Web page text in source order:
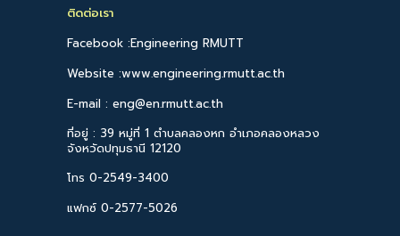
ติดต่อเรา
Facebook :Engineering RMUTT
Website :www.engineering.rmutt.ac.th
E-mail : eng@en.rmutt.ac.th
ที่อยู่ : 39 หมู่ที่ 1 ตำบลคลองหก อำเภอคลองหลวง
จังหวัดปทุมธานี 12120
โทร 0-2549-3400
แฟกซ์ 0-2577-5026